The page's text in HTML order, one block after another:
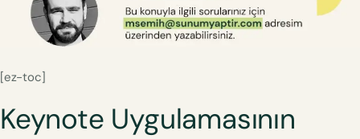
[ez-toc]
Keynote Uygulamasının